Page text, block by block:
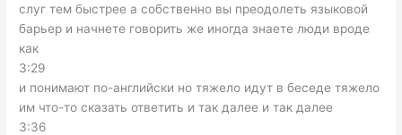
слуг тем быстрее а собственно вы преодолеть языковой
барьер и начнете говорить же иногда знаете люди вроде
как
3:29
и понимают по-английски но тяжело идут в беседе тяжело
им что-то сказать ответить и так далее и так далее
3:36